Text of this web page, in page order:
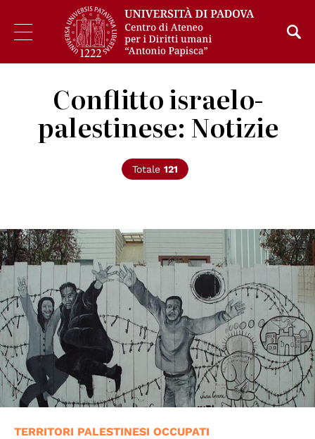
Conflitto israelo-
palestinese: Notizie
Totale 121
© by Franco Folini licensed under CC BY-SA 2.0
TERRITORI PALESTINESI OCCUPATI